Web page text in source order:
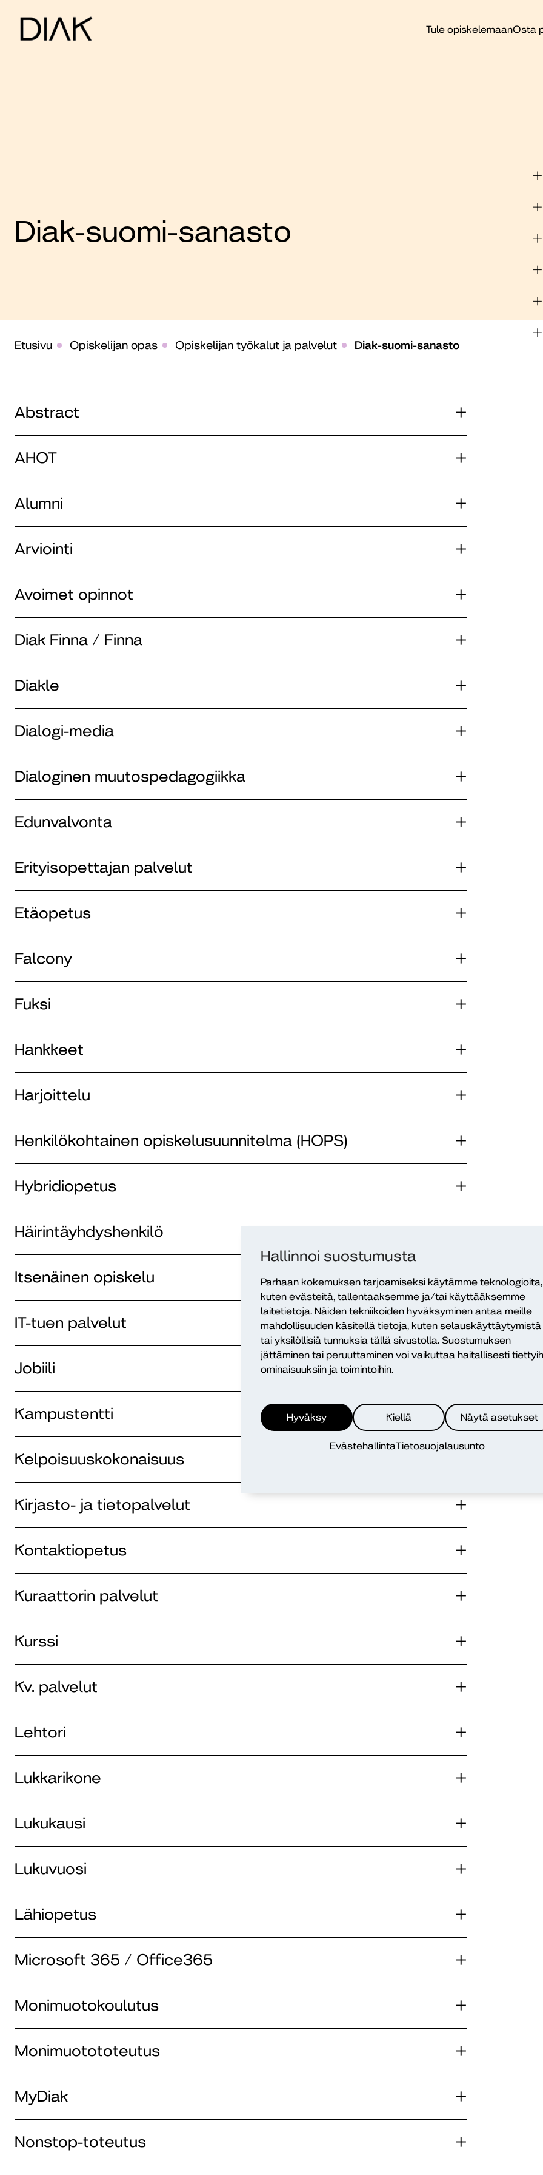
Hallinnoi suostumusta
Parhaan kokemuksen tarjoamiseksi käytämme teknologioita,
kuten evästeitä, tallentaaksemme ja/tai käyttääksemme
laitetietoja. Näiden tekniikoiden hyväksyminen antaa meille
mahdollisuuden käsitellä tietoja, kuten selauskäyttäytymistä
tai yksilöllisiä tunnuksia tällä sivustolla. Suostumuksen
jättäminen tai peruuttaminen voi vaikuttaa haitallisesti
ominaisuuksiin ja toimintoihin.
Hyväksy Kiellä Näytä asetukset
EvästehallintaTietosuojalausunto
Tule opiskelemaanOsta
Diak-suomi-sanasto
Etusivu Opiskelijan opas Opiskelijan työkalut ja palvelut Diak-suomi-sanasto
Abstract
AHOT
Alumni
Arviointi
Avoimet opinnot
Diak Finna / Finna
Diakle
Dialogi-media
Dialoginen muutospedagogiikka
Edunvalvonta
Erityisopettajan palvelut
Etäopetus
Falcony
Fuksi
Hankkeet
Harjoittelu
Henkilökohtainen opiskelusuunnitelma (HOPS)
Hybridiopetus
Häirintäyhdyshenkilö
Itsenäinen opiskelu
IT-tuen palvelut
Jobiili
Kampustentti
Kelpoisuuskokonaisuus
Kirjasto- ja tietopalvelut
Kontaktiopetus
Kuraattorin palvelut
Kurssi
Kv. palvelut
Lehtori
Lukkarikone
Lukukausi
Lukuvuosi
Lähiopetus
Microsoft 365 / Office365
Monimuotokoulutus
Monimuotototeutus
MyDiak
Nonstop-toteutus